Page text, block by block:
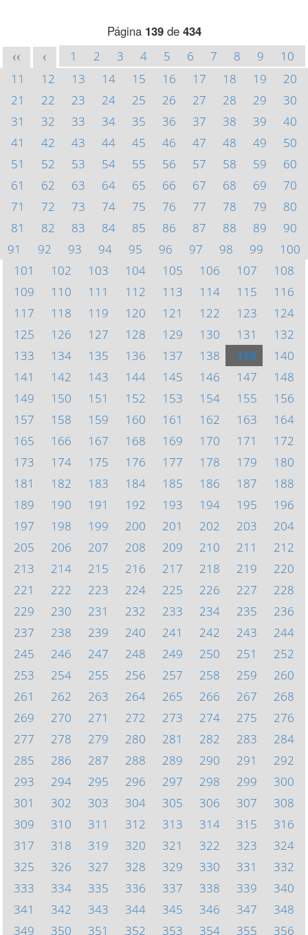
Página 139de 434
<< < 1 2 3 4 5 6 7 8 9
10
11
12 13 14 15 16 17 18 19
20
21
22 23 24 25 26 27 28 29
30
31
32 33 34 35 36 37 38 39
40
41
42 43 44 45 46 47 48 49
50
51
52 53 54 55 56 57 58 59
60
61
62 63 64 65 66 67 68 69
70
71
72 73 74 75 76 77 78 79
80
81
82 83 84 85 86 87 88 89
90
91
92 93 94 95 96 97 98 99
100
101
102 103 104 105 106 107
108
109
110 111 112 113 114 115
116
117
118 119 120 121 122 123
124
125
126 127 128 129 130 131
132
133
134 135 136 137 138 139
140
141
142 143 144 145 146 147
148
149
150 151 152 153 154 155
156
157
158 159 160 161 162 163
164
165
166 167 168 169 170 171
172
173
174 175 176 177 178 179
180
181
182 183 184 185 186 187
188
189
190 191 192 193 194 195
196
197
198 199 200 201 202 203
204
205
206 207 208 209 210 211
212
213
214 215 216 217 218 219
220
221
222 223 224 225 226 227
228
229
230 231 232 233 234 235
236
237
238 239 240 241 242 243
244
245
246 247 248 249 250 251
252
253
254 255 256 257 258 259
260
261
262 263 264 265 266 267
268
269
270 271 272 273 274 275
276
277
278 279 280 281 282 283
284
285
286 287 288 289 290 291
292
293
294 295 296 297 298 299
300
301
302 303 304 305 306 307
308
309
310 311 312 313 314 315
316
317
318 319 320 321 322 323
324
325
326 327 328 329 330 331
332
333
334 335 336 337 338 339
340
341
342 343 344 345 346 347
348
349
350 351 352 353 354 355 356